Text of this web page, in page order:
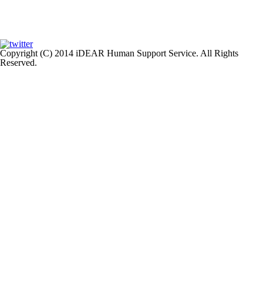
Copyright (C) 2014 iDEAR Human Support Service. All Rights
Reserved.